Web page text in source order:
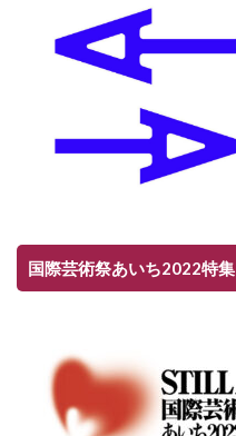
国際芸術祭あいち2022特集